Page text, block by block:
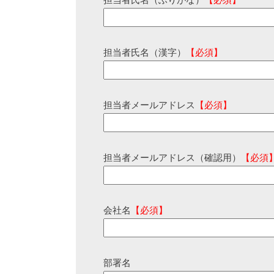
担当者氏名（漢字） 【必須】
担当者メールアドレス 【必須】
担当者メールアドレス（確認用） 【必須
会社名 【必須】
部署名